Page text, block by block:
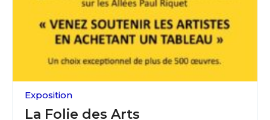
Exposition
La Folie des Arts